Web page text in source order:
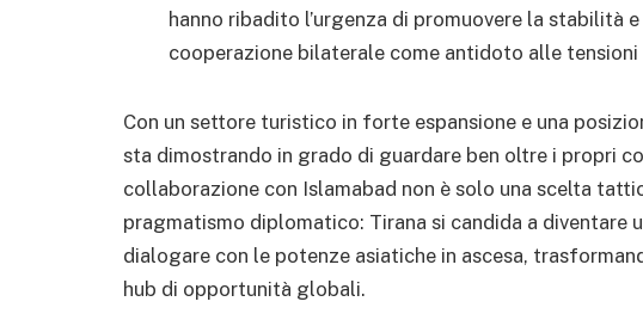
hanno ribadito l’urgenza di promuovere la stabilità
cooperazione bilaterale come antidoto alle
Con un settore turistico in forte espansione e una
sta dimostrando in grado di guardare ben oltre i propri
collaborazione con Islamabad non è solo una scelta
pragmatismo diplomatico: Tirana si candida a diventare
dialogare con le potenze asiatiche in ascesa,
hub di opportunità globali.